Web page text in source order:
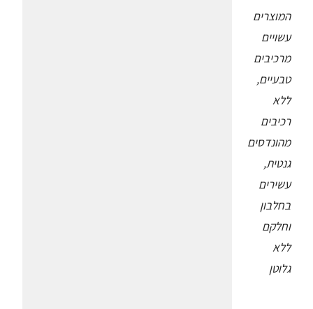
המוצרים
עשויים
מרכיבים
טבעיים,
ללא
רכיבים
מהונדסים
גנטית,
עשירים
בחלבון
וחלקם
ללא
גלוטן